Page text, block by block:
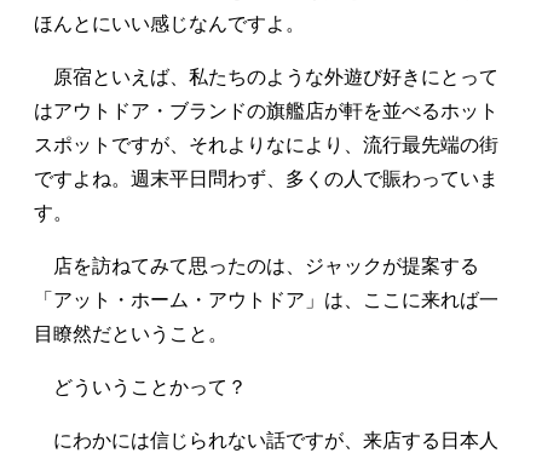
ほんとにいい感じなんですよ。
原宿といえば、私たちのような外遊び好きにとって
はアウトドア・ブランドの旗艦店が軒を並べるホット
スポットですが、それよりなにより、流行最先端の街
ですよね。週末平日問わず、多くの人で賑わっていま
す。
店を訪ねてみて思ったのは、ジャックが提案する
「アット・ホーム・アウトドア」は、ここに来れば一
目瞭然だということ。
どういうことかって？
にわかには信じられない話ですが、来店する日本人